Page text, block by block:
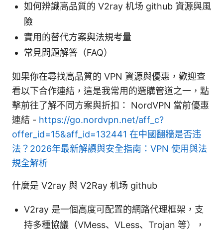
如何辨識高品質的 V2ray 机场 github 資源與風
險
實用的替代方案與法規考量
常見問題解答（FAQ）
如果你在尋找高品質的 VPN 資源與優惠，歡迎查
看以下合作連結，這是我常用的選購管道之一，點
擊前往了解不同方案與折扣： NordVPN 當前優惠
連結 - https://go.nordvpn.net/aff_c?
offer_id=15&aff_id=132441 在中國翻牆是否违
法？2026年最新解讀與安全指南：VPN 使用與法
規全解析
什麼是 V2ray 與 V2Ray 机场 github
V2ray 是一個高度可配置的網路代理框架，支
持多種協議（VMess、VLess、Trojan 等），